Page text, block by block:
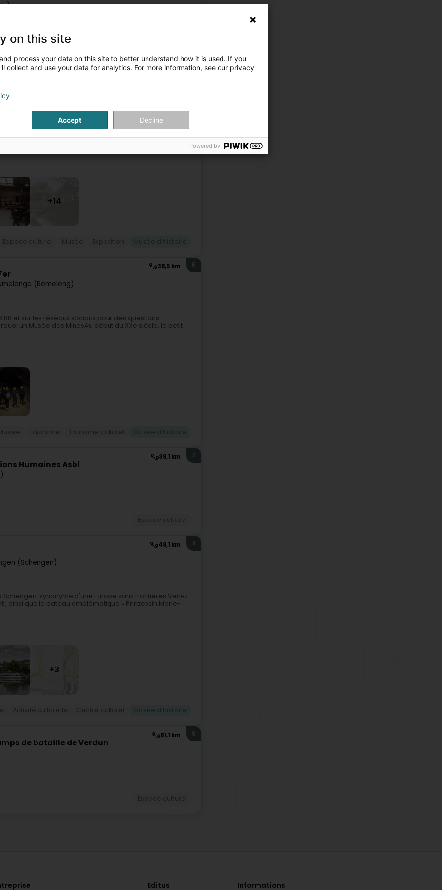
la métallurgie
(Peppeng)
1999 montre une abondance de détails de la vie
(site classé) de l'année 1849.Des départements
+14
38,5 km
(Rëmeleng)
6
et sur les réseaux sociaux pour des questions
un Musée des MinesAu début du XXe siècle, le petit
38,1 km
Humaines Asbl
7
48,1 km
(Schengen)
8
synonyme d'une Europe sans frontières.Venez
ainsi que le bateau emblématique « Prinzessin Marie-
+3
81,1 km
de bataille de Verdun
9
Editus Informations
on this site
process your data on this site to better understand how it is used. If you
collect and use your data for analytics. For more information, see our privacy
Accept Decline
Powered by